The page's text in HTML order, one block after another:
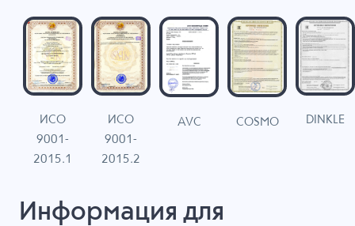
ИСО
9001-
2015.1
ИСО
9001-
2015.2
AVC COSMO DINKLE
Информация для